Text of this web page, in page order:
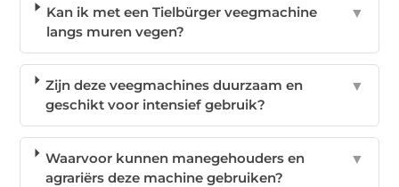
Kan ik met een Tielbürger veegmachine
langs muren vegen?
▼
Zijn deze veegmachines duurzaam en
geschikt voor intensief gebruik?
▼
Waarvoor kunnen manegehouders en
agrariërs deze machine gebruiken?
▼